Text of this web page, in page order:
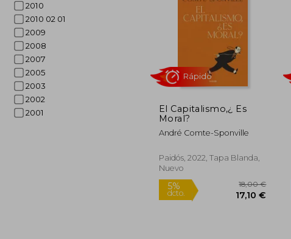
2010
2010 02 01
2009
2008
2007
2005
2003
2002
2001
5%
El Capitalismo,¿ Es
Moral?
André Comte-Sponville
Paidós, 2022, Tapa Blanda,
Nuevo